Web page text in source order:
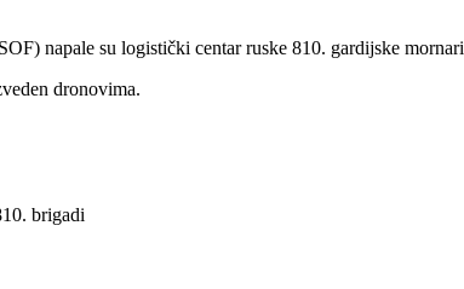
napale su logistički centar ruske 810. gardijske
dronovima.
brigadi